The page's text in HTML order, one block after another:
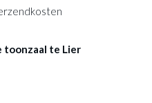
toonzaal te Lier